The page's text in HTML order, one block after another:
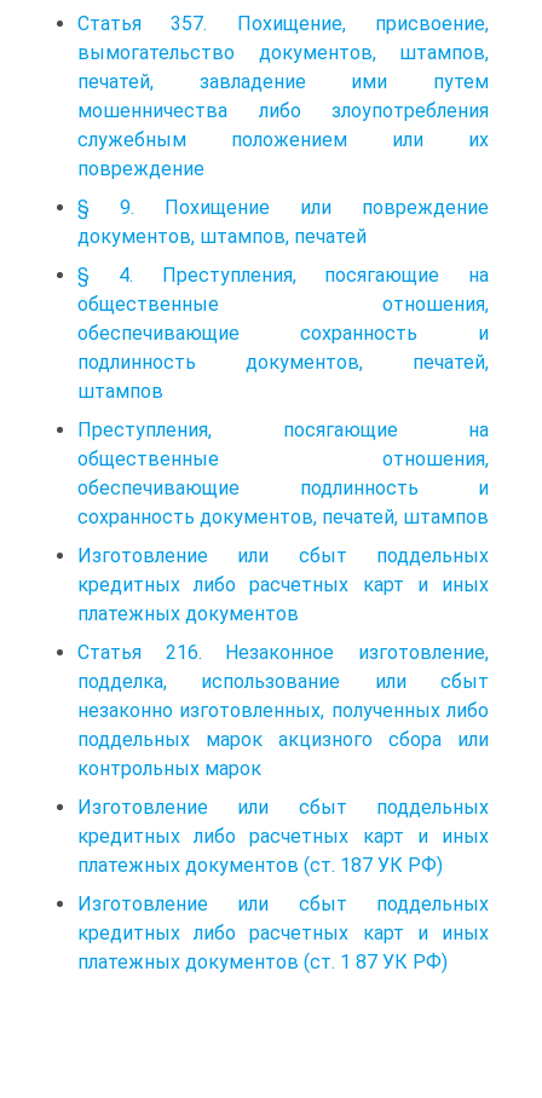
Статья 357. Похищение, присвоение,
вымогательство документов, штампов,
печатей, завладение ими путем
мошенничества либо злоупотребления
служебным положением или их
повреждение
§ 9. Похищение или повреждение
документов, штампов, печатей
§ 4. Преступления, посягающие на
общественные отношения,
обеспечивающие сохранность и
подлинность документов, печатей,
штампов
Преступления, посягающие на
общественные отношения,
обеспечивающие подлинность и
сохранность документов, печатей, штампов
Изготовление или сбыт поддельных
кредитных либо расчетных карт и иных
платежных документов
Статья 216. Незаконное изготовление,
подделка, использование или сбыт
незаконно изготовленных, полученных либо
поддельных марок акцизного сбора или
контрольных марок
Изготовление или сбыт поддельных
кредитных либо расчетных карт и иных
платежных документов (ст. 187 УК РФ)
Изготовление или сбыт поддельных
кредитных либо расчетных карт и иных
платежных документов (ст. 1 87 УК РФ)